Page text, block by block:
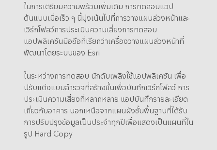
ในการเตรียมความพร้อมเพิ่มเติม การทดสอบแอป
ต้นแบบเมื่อเร็ว ๆ นี้มุ่งเน้นไปที่การวางแผนล่วงหน้าและ
เวิร์กโฟลว์การประเมินความเสี่ยงการทดสอบ
แอปพลิเคชันมือถือที่เรียกว่าเครื่องวางแผนล่วงหน้าที่
พัฒนาโดยระบบของ Esri
ในระหว่างการทดสอบ นักดับเพลิงใช้แอปพลิเคชัน เพื่อ
ปรับแต่งแบบสำรวจที่สร้างขึ้นเพื่อบันทึกเวิร์กโฟลว์ การ
ประเมินความเสี่ยงที่หลากหลาย แอปบันทึกรายละเอียด
เกี่ยวกับอาคาร นอกเหนือจากแผนผังชั้นพื้นฐานที่ได้รับ
การปรับปรุงข้อมูลเป็นประจำทุกปีเพื่อแสดงเป็นแผนที่ใน
รูป Hard Copy